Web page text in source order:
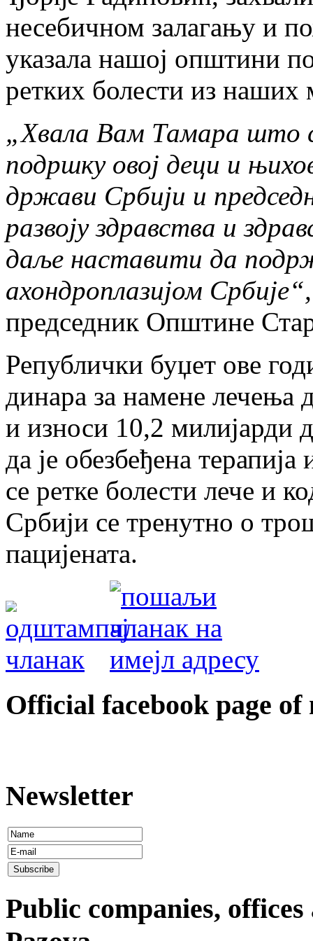
несебичном залагању и
указала нашој општини
ретких болести из наших
„Хвала Вам Тамара што
подршку овој деци и
држави Србији и
развоју здравства и
даље наставити да
ахондроплазијом Србије“,
председник Општине
Републички буџет ове
динара за намене лечења
и износи 10,2 милијарди
да је обезбеђена
се ретке болести лече и
Србији се тренутно о
пацијената.
Оfficial facebook page
Newsletter
Public companies,